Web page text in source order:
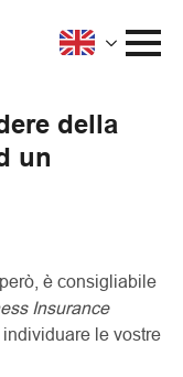
della
un
però, è consigliabile
Insurance
le vostre